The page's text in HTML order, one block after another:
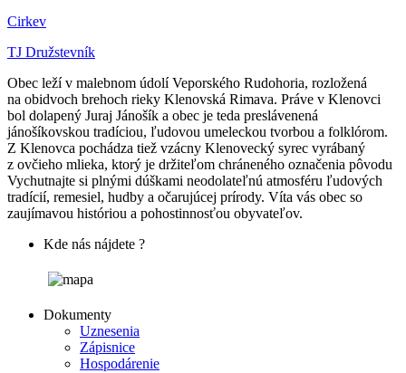
Cirkev
TJ Družstevník
Obec leží v malebnom údolí Veporského Rudohoria, rozložená
na obidvoch brehoch rieky Klenovská Rimava. Práve v Klenovci
bol dolapený Juraj Jánošík a obec je teda preslávenená
jánošíkovskou tradíciou, ľudovou umeleckou tvorbou a folklórom.
Z Klenovca pochádza tiež vzácny Klenovecký syrec vyrábaný
z ovčieho mlieka, ktorý je držiteľom chráneného označenia pôvodu
Vychutnajte si plnými dúškami neodolateľnú atmosféru ľudových
tradícií, remesiel, hudby a očarujúcej prírody. Víta vás obec so
zaujímavou históriou a pohostinnosťou obyvateľov.
Kde nás nájdete ?
Dokumenty
Uznesenia
Zápisnice
Hospodárenie